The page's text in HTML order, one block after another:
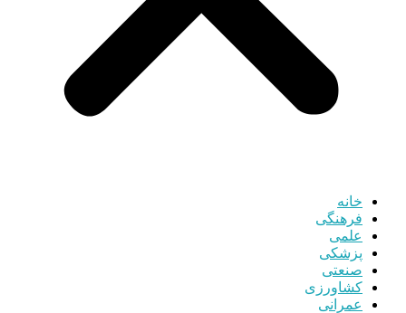
خانه
فرهنگی
علمی
پزشکی
صنعتی
کشاورزی
عمرانی